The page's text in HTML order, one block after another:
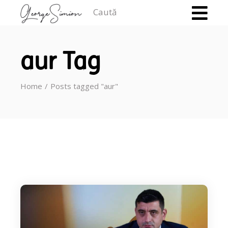
aur Tag
Home Posts tagged "aur"